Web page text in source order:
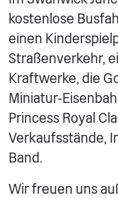
kostenlose
einen
Straßenverkehr,
Kraftwerke, die
Miniatur-
Princess Royal
Verkaufsstände,
Band.
Wir freuen uns